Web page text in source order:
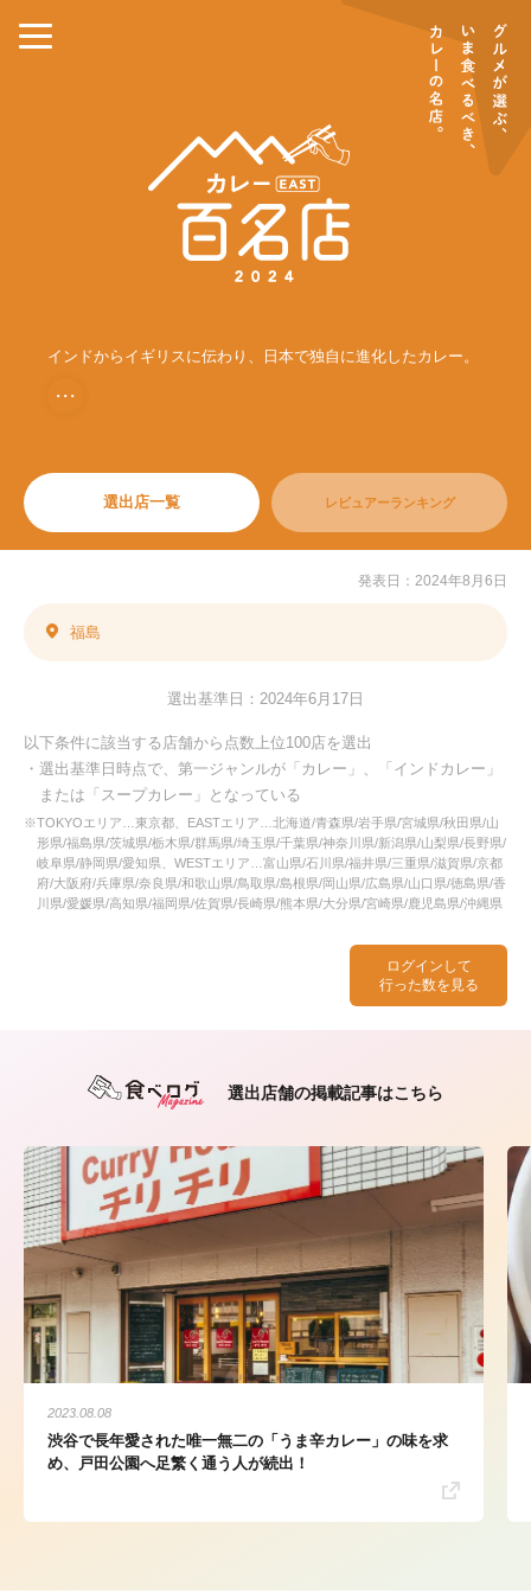
インドからイギリスに伝わり、日本で独自に進化したカレー。
・・・
選出店一覧 レビュアーランキング
ログインして
行った数を見る
発表日：2024年8月6日
福島
選出基準日：2024年6月17日
以下条件に該当する店舗から点数上位100店を選出
・選出基準日時点で、第一ジャンルが「カレー」、「インドカレー」
または「スープカレー」となっている
※TOKYOエリア…東京都、EASTエリア…北海道/青森県/岩手県/宮城県/秋田県/山
形県/福島県/茨城県/栃木県/群馬県/埼玉県/千葉県/神奈川県/新潟県/山梨県/長野県/
岐阜県/静岡県/愛知県、WESTエリア…富山県/石川県/福井県/三重県/滋賀県/京都
府/大阪府/兵庫県/奈良県/和歌山県/鳥取県/島根県/岡山県/広島県/山口県/徳島県/香
川県/愛媛県/高知県/福岡県/佐賀県/長崎県/熊本県/大分県/宮崎県/鹿児島県/沖縄県
選出店舗の掲載記事はこちら
2023.08.08
渋谷で長年愛された唯一無二の「うま辛カレー」の味を求
め、戸田公園へ足繁く通う人が続出！